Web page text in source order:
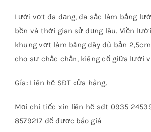
Lưới vợt đa dạng, đa sắc làm bằng
bền và thời gian sử dụng lâu. Viền
khung vợt làm bằng dây dù bản
cho sự chắc chắn, kiêng cố giữa lưới
Gía: Liên hệ SĐT cửa hàng.
Mọi chi tiếc xin liên hệ sđt 0935
8579217 để được báo giá